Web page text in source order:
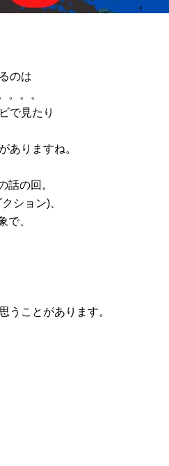
のは
。。。
で見たり
ありますね。
話の回。
ション)、
で、
うことがあります。